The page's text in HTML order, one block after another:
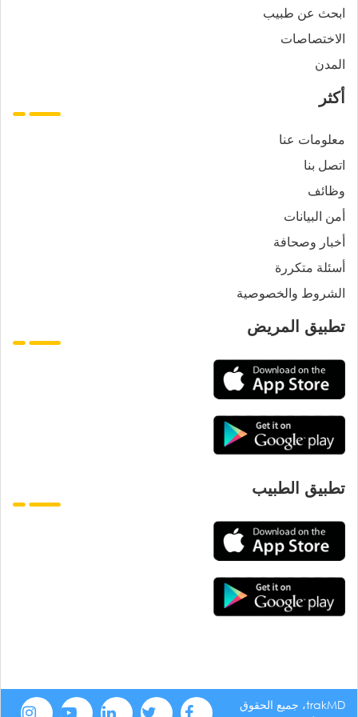
ابحث عن طبيب
الاختصاصات
المدن
أكثر
معلومات عنا
اتصل بنا
وظائف
أمن البيانات
أخبار وصحافة
أسئلة متكررة
الشروط والخصوصية
تطبيق المريض
تطبيق الطبيب
trakMD، جميع الحقوق